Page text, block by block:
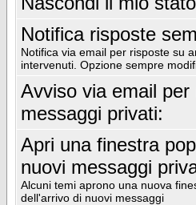
Notifica risposte
Notifica via email per risposte su
intervenuti. Opzione sempre
Avviso via email per
messaggi privati:
Apri una finestra
nuovi messaggi
Alcuni temi aprono una nuova
dell'arrivo di nuovi messaggi